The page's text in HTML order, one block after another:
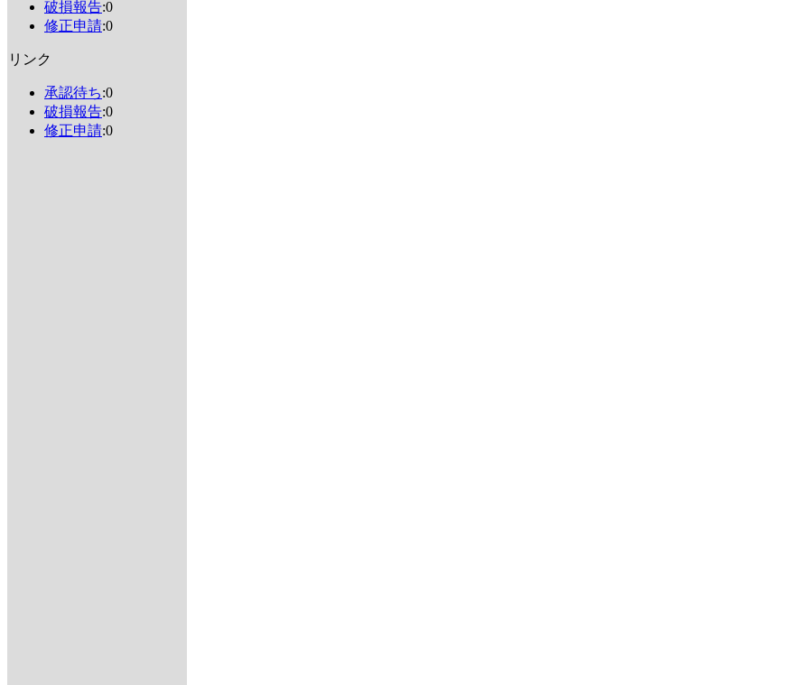
破損報告:0
修正申請:0
リンク
承認待ち:0
破損報告:0
修正申請:0